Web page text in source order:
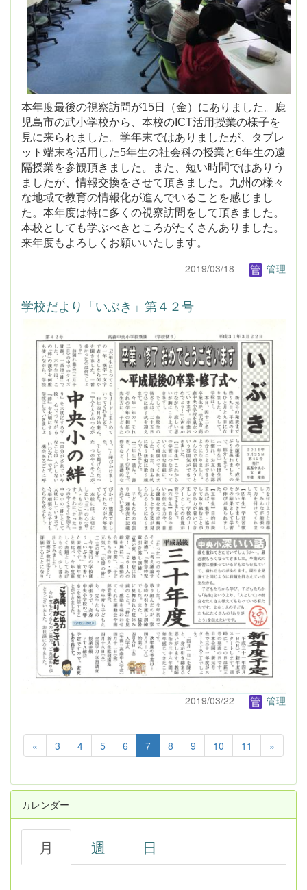
本年度最後の視察訪問が15日（金）にありました。鹿
児島市の武小学校から、本校のICT活用授業の様子を
見に来られました。学年末ではありましたが、タブレ
ット端末を活用した5年生の社会科の授業と6年生の遠
隔授業を参観頂きました。また、短い時間ではありう
ましたが、情報交換をさせて頂きました。九州の様々
な地域で教育の情報化が進んでいることを感じまし
た。本年度は特に多くの視察訪問をして頂きました。
本校としても学ぶべきところがたくさんありました。
来年度もよろしくお願いいたします。
2019/03/18 管理
学校だより「いぶき」第４２号
2019/03/22 管理
« 3 4 5 6 7 8 9 10 11 »
カレンダー
月 週 日